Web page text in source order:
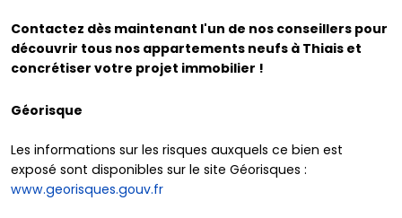
Contactez dès maintenant l'un de nos conseillers pour
découvrir tous nos appartements neufs à Thiais et
concrétiser votre projet immobilier !
Géorisque
Les informations sur les risques auxquels ce bien est
exposé sont disponibles sur le site Géorisques :
www.georisques.gouv.fr